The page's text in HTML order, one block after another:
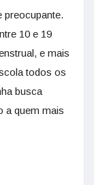
preocupante.
10 e 19
e mais
todos os
busca
a quem mais